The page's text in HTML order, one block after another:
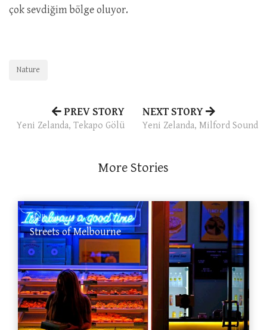
çok sevdiğim bölge oluyor.
Nature
PREV STORY
Yeni Zelanda, Tekapo Gölü
NEXT STORY
Yeni Zelanda, Milford Sound
More Stories
Melbourne
Streets of Melbourne